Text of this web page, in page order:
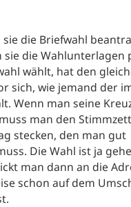
die Briefwahl
sie die Wahlunterlagen
wählt, hat den
sich, wie jemand der
Wenn man seine
man den
stecken, den man gut
Die Wahl ist ja
man dann an die
schon auf dem